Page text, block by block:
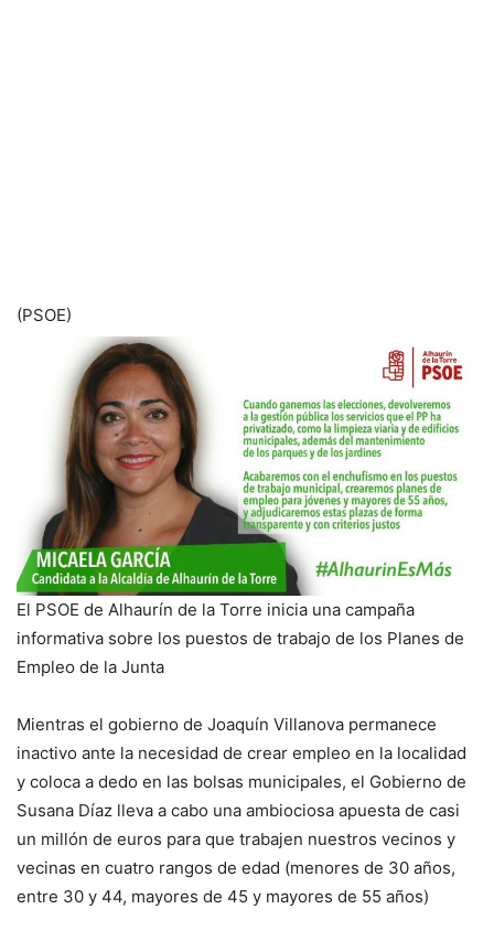
(PSOE)
El PSOE de Alhaurín de la Torre inicia una campaña
informativa sobre los puestos de trabajo de los Planes de
Empleo de la Junta
Mientras el gobierno de Joaquín Villanova permanece
inactivo ante la necesidad de crear empleo en la localidad
y coloca a dedo en las bolsas municipales, el Gobierno de
Susana Díaz lleva a cabo una ambiociosa apuesta de casi
un millón de euros para que trabajen nuestros vecinos y
vecinas en cuatro rangos de edad (menores de 30 años,
entre 30 y 44, mayores de 45 y mayores de 55 años)